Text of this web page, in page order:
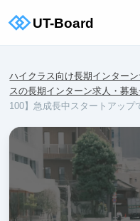
ハイクラス向け長期インター
スの長期インターン求人・募集
100】急成長中スタートアップ